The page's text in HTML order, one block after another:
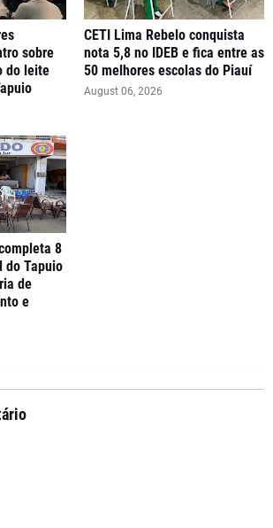
sobre
do leite
CETI Lima Rebelo conquista
nota 5,8 no IDEB e fica entre as
50 melhores escolas do Piauí
August 06, 2026
8
do Tapuio
de
e